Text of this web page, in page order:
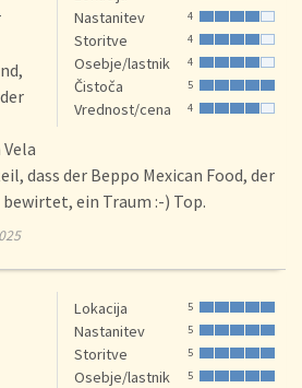
Nastanitev 4
Storitve 4
Osebje/lastnik 4
Čistoča 5
Vrednost/cena 4
dass der Beppo Mexican Food, der
ein Traum :-) Top.
Lokacija 5
Nastanitev 5
Storitve 5
Osebje/lastnik 5